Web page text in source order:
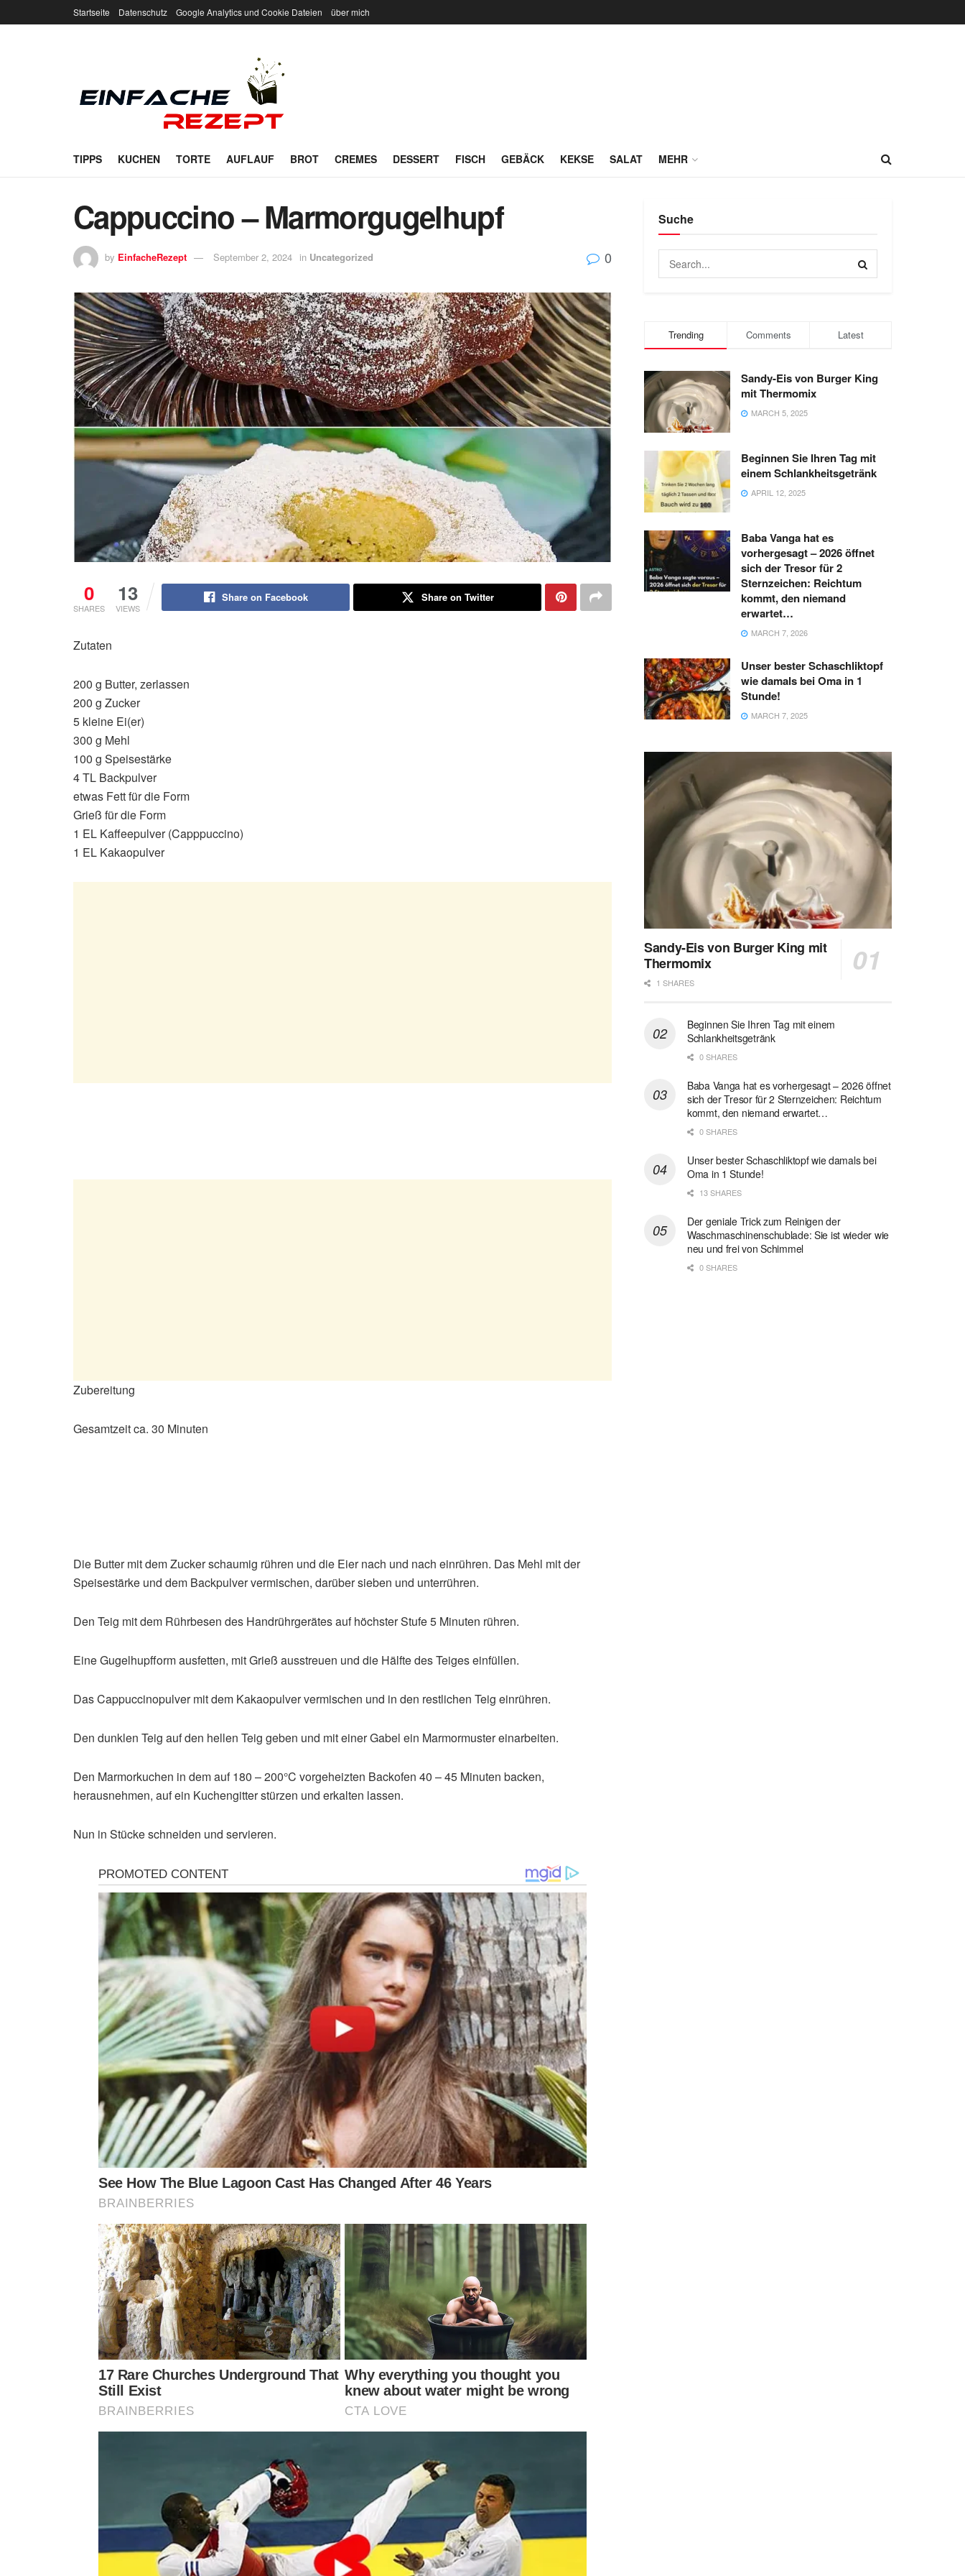
Startseite Datenschutz Google Analytics und Cookie Dateien über mich
TIPPS KUCHEN TORTE AUFLAUF BROT CREMES DESSERT FISCH GEBÄCK KEKSE SALAT MEHR
Cappuccino – Marmorgugelhupf
by EinfacheRezept September 2, 2024 in Uncategorized 0
0
SHARES
13
VIEWS
Share on Facebook Share on Twitter
Zutaten
200 g Butter, zerlassen
200 g Zucker
5 kleine Ei(er)
300 g Mehl
100 g Speisestärke
4 TL Backpulver
etwas Fett für die Form
Grieß für die Form
1 EL Kaffeepulver (Capppuccino)
1 EL Kakaopulver
Zubereitung
Gesamtzeit ca. 30 Minuten
Die Butter mit dem Zucker schaumig rühren und die Eier nach und nach einrühren. Das Mehl mit der
Speisestärke und dem Backpulver vermischen, darüber sieben und unterrühren.
Den Teig mit dem Rührbesen des Handrührgerätes auf höchster Stufe 5 Minuten rühren.
Eine Gugelhupfform ausfetten, mit Grieß ausstreuen und die Hälfte des Teiges einfüllen.
Das Cappuccinopulver mit dem Kakaopulver vermischen und in den restlichen Teig einrühren.
Den dunklen Teig auf den hellen Teig geben und mit einer Gabel ein Marmormuster einarbeiten.
Den Marmorkuchen in dem auf 180 – 200°C vorgeheizten Backofen 40 – 45 Minuten backen,
herausnehmen, auf ein Kuchengitter stürzen und erkalten lassen.
Nun in Stücke schneiden und servieren.
Suche
Trending Comments Latest
Sandy-Eis von Burger King
mit Thermomix
MARCH 5, 2025
Beginnen Sie Ihren Tag mit
einem Schlankheitsgetränk
APRIL 12, 2025
Baba Vanga hat es
vorhergesagt – 2026 öffnet
sich der Tresor für 2
Sternzeichen: Reichtum
kommt, den niemand
erwartet…
MARCH 7, 2026
Unser bester Schaschliktopf
wie damals bei Oma in 1
Stunde!
MARCH 7, 2025
Sandy-Eis von Burger King mit
Thermomix
1 SHARES
Beginnen Sie Ihren Tag mit einem
Schlankheitsgetränk
0 SHARES
Baba Vanga hat es vorhergesagt – 2026 öffnet
sich der Tresor für 2 Sternzeichen: Reichtum
kommt, den niemand erwartet…
0 SHARES
Unser bester Schaschliktopf wie damals bei
Oma in 1 Stunde!
13 SHARES
Der geniale Trick zum Reinigen der
Waschmaschinenschublade: Sie ist wieder wie
neu und frei von Schimmel
0 SHARES